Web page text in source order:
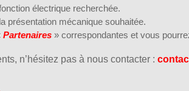
électrique recherchée.
présentation mécanique souhaitée.
Partenaires » correspondantes et vous
n’hésitez pas à nous contacter :